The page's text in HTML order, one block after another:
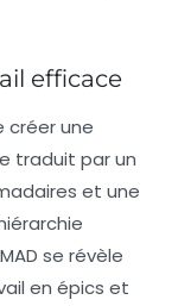
efficace
créer une
traduit par un
et une
se révèle
en épics et